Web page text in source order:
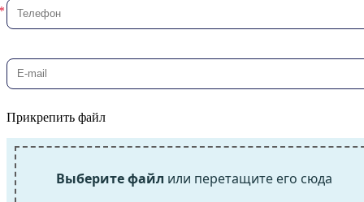
Прикрепить файл
Выберите файл или перетащите его сюда